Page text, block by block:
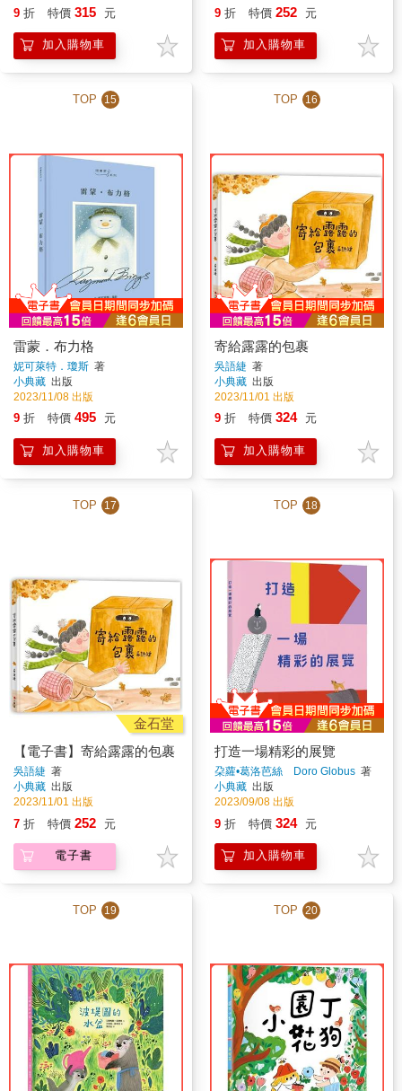
9 折 特價 315 元
加入購物車
9 折 特價 252 元
加入購物車
TOP 15
雷蒙．布力格
妮可萊特．瓊斯 著
小典藏 出版
2023/11/08 出版
9 折 特價 495 元
加入購物車
TOP 16
寄給露露的包裹
吳語緁 著
小典藏 出版
2023/11/01 出版
9 折 特價 324 元
加入購物車
TOP 17
金石堂
【電子書】寄給露露的包裹
吳語緁 著
小典藏 出版
2023/11/01 出版
7 折 特價 252 元
電子書
TOP 18
打造一場精彩的展覽
朶蘿•葛洛芭絲 Doro Globus 著
小典藏 出版
2023/09/08 出版
9 折 特價 324 元
加入購物車
TOP 19 TOP 20